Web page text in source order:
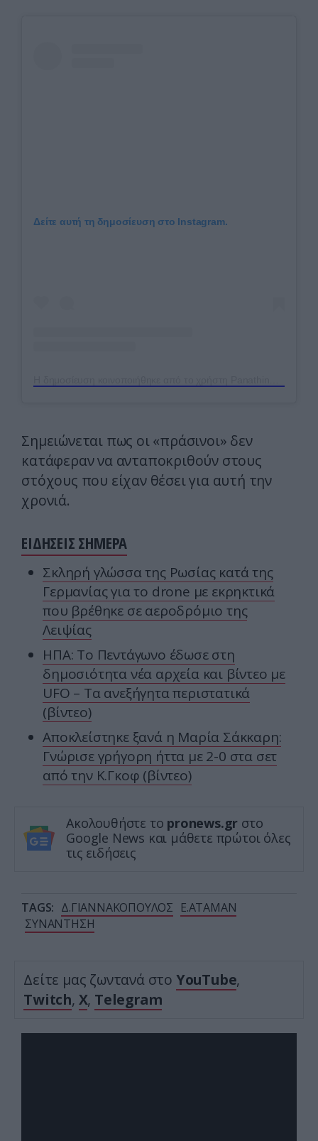
Δείτε αυτή τη δημοσίευση στο Instagram.
Σημειώνεται πως οι «πράσινοι» δεν
κατάφεραν να ανταποκριθούν στους
στόχους που είχαν θέσει για αυτή την
χρονιά.
ΕΙΔΗΣΕΙΣ ΣΗΜΕΡΑ
Σκληρή γλώσσα της Ρωσίας κατά της
Γερμανίας για το drone με εκρηκτικά
που βρέθηκε σε αεροδρόμιο της
Λειψίας
HΠΑ: Το Πεντάγωνο έδωσε στη
δημοσιότητα νέα αρχεία και βίντεο με
UFO – Tα ανεξήγητα περιστατικά
(βίντεο)
Αποκλείστηκε ξανά η Μαρία Σάκκαρη:
Γνώρισε γρήγορη ήττα με 2-0 στα σετ
από την Κ.Γκοφ (βίντεο)
Ακολουθήστε το pronews.gr στο
Google News και μάθετε πρώτοι όλες
τις ειδήσεις
TAGS: Δ.ΓΙΑΝΝΑΚΟΠΟΥΛΟΣ Ε.ΑΤΑΜΑΝ
ΣΥΝΑΝΤΗΣΗ
Δείτε μας ζωντανά στο YouTube,
Twitch, X, Telegram